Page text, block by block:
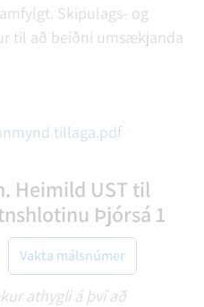
Skipulags- og
til að beiðni umsækjanda
tillaga.pdf
Heimild UST til
Þjórsá 1
Vakta málsnúmer
athygli á því að